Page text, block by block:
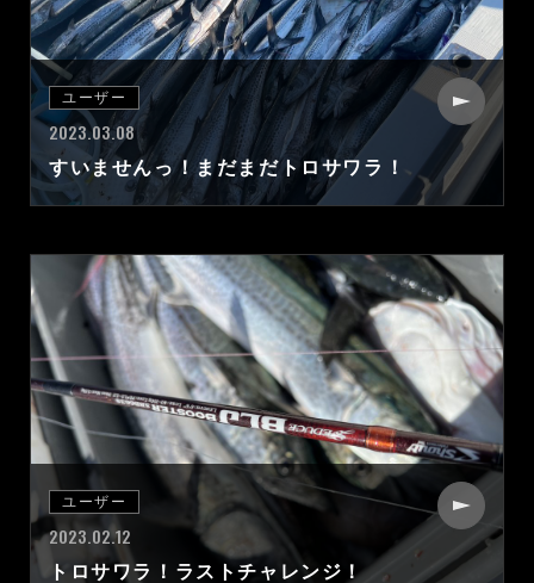
ユーザー
2023.03.08
すいませんっ！まだまだトロサワラ！
ユーザー
2023.02.12
トロサワラ！ラストチャレンジ！